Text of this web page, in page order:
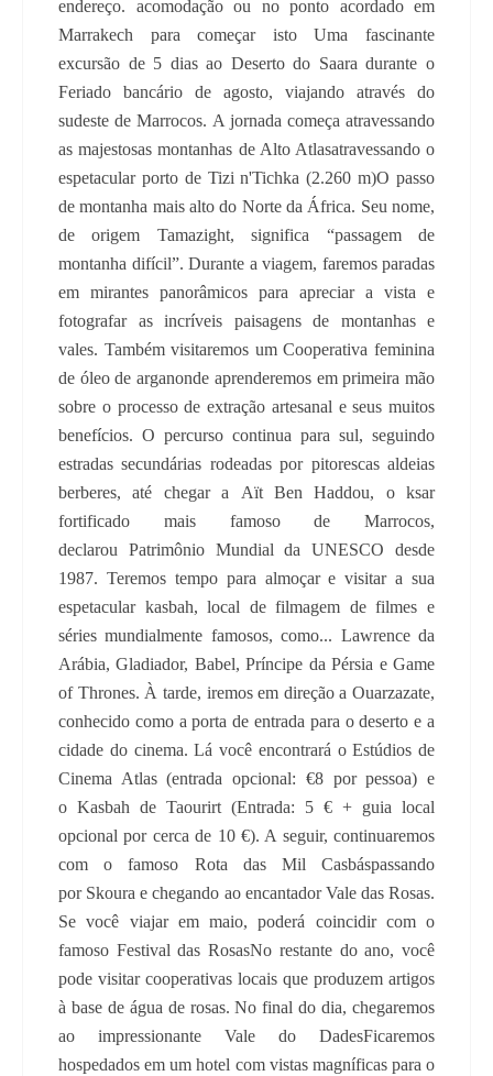
endereço. acomodação ou no ponto acordado em
Marrakech para começar isto Uma fascinante
excursão de 5 dias ao Deserto do Saara durante o
Feriado bancário de agosto, viajando através do
sudeste de Marrocos. A jornada começa atravessando
as majestosas montanhas de Alto Atlasatravessando o
espetacular porto de Tizi n'Tichka (2.260 m)O passo
de montanha mais alto do Norte da África. Seu nome,
de origem Tamazight, significa “passagem de
montanha difícil”. Durante a viagem, faremos paradas
em mirantes panorâmicos para apreciar a vista e
fotografar as incríveis paisagens de montanhas e
vales. Também visitaremos um Cooperativa feminina
de óleo de arganonde aprenderemos em primeira mão
sobre o processo de extração artesanal e seus muitos
benefícios. O percurso continua para sul, seguindo
estradas secundárias rodeadas por pitorescas aldeias
berberes, até chegar a Aït Ben Haddou, o ksar
fortificado mais famoso de Marrocos,
declarou Patrimônio Mundial da UNESCO desde
1987. Teremos tempo para almoçar e visitar a sua
espetacular kasbah, local de filmagem de filmes e
séries mundialmente famosos, como... Lawrence da
Arábia, Gladiador, Babel, Príncipe da Pérsia e Game
of Thrones. À tarde, iremos em direção a Ouarzazate,
conhecido como a porta de entrada para o deserto e a
cidade do cinema. Lá você encontrará o Estúdios de
Cinema Atlas (entrada opcional: €8 por pessoa) e
o Kasbah de Taourirt (Entrada: 5 € + guia local
opcional por cerca de 10 €). A seguir, continuaremos
com o famoso Rota das Mil Casbáspassando
por Skoura e chegando ao encantador Vale das Rosas.
Se você viajar em maio, poderá coincidir com o
famoso Festival das RosasNo restante do ano, você
pode visitar cooperativas locais que produzem artigos
à base de água de rosas. No final do dia, chegaremos
ao impressionante Vale do DadesFicaremos
hospedados em um hotel com vistas magníficas para o